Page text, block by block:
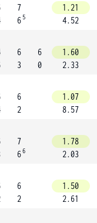
7
6 5
1.21
4.52
6
3
6
0
1.60
2.33
6
2
1.07
8.57
7
66
1.78
2.03
6
2
1.50
2.61